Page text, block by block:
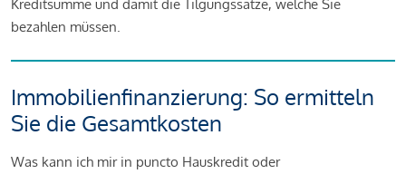
Kreditsumme und damit die Tilgungssätze, welche Sie
bezahlen müssen.
Immobilienfinanzierung: So ermitteln
Sie die Gesamtkosten
Was kann ich mir in puncto Hauskredit oder